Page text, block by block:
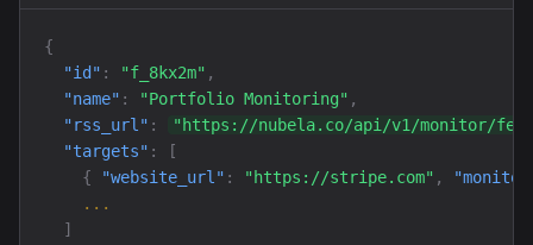
{
"id" : "f_8kx2m" ,
"name" : "Portfolio Monitoring" ,
"rss_url" :
"https://nubela.co/api/v1/monitor/
"targets" : [
{
"website_url" : "https://stripe.com" ,
...
]